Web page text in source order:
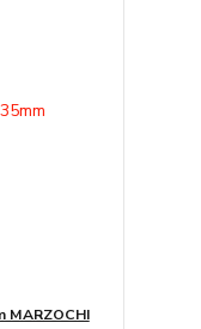
MARZOCHI